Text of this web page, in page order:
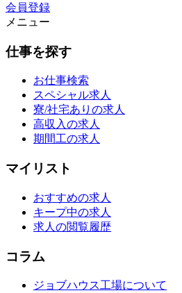
会員登録
メニュー
仕事を探す
お仕事検索
スペシャル求人
寮/社宅ありの求人
高収入の求人
期間工の求人
マイリスト
おすすめの求人
キープ中の求人
求人の閲覧履歴
コラム
ジョブハウス工場について